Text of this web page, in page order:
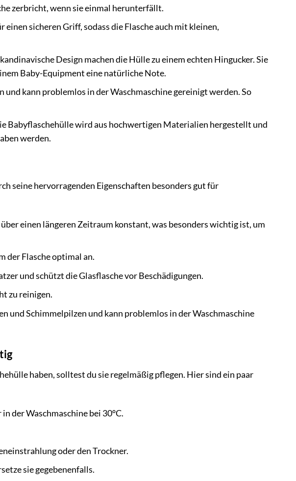
zerbricht, wenn sie einmal herunterfällt.
sicheren Griff, sodass die Flasche auch mit kleinen,
Design machen die Hülle zu einem echten Hingucker. Sie
Baby-Equipment eine natürliche Note.
kann problemlos in der Waschmaschine gereinigt werden. So
Babyflaschehülle wird aus hochwertigen Materialien hergestellt und
werden.
seine hervorragenden Eigenschaften besonders gut für
einen längeren Zeitraum konstant, was besonders wichtig ist, um
der Flasche optimal an.
und schützt die Glasflasche vor Beschädigungen.
zu reinigen.
und Schimmelpilzen und kann problemlos in der Waschmaschine
haben, solltest du sie regelmäßig pflegen. Hier sind ein paar
der Waschmaschine bei 30°C.
oder den Trockner.
sie gegebenenfalls.